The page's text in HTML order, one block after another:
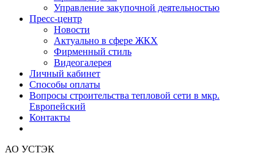
Управление закупочной деятельностью
Пресс-центр
Новости
Актуально в сфере ЖКХ
Фирменный стиль
Видеогалерея
Личный кабинет
Способы оплаты
Вопросы строительства тепловой сети в мкр.
Европейский
Контакты
АО УСТЭК